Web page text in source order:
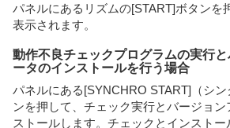
パネルにあるリズムの[START]ボタンを
表示されます。
動作不良チェックプログラムの実行
ータのインストールを行う場合
パネルにある[SYNCHRO START]（シ
ンを押して、チェック実行とバージョ
ストールします。チェックとインスト